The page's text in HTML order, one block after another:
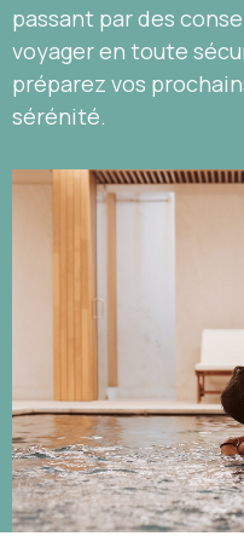
passant par des
voyager en toute
préparez vos
sérénité.